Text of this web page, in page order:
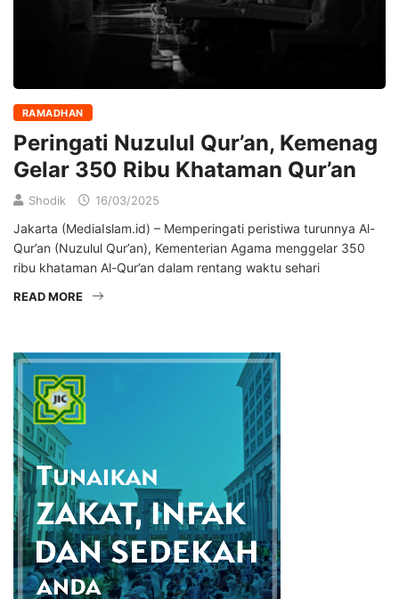
RAMADHAN
Peringati Nuzulul Qur’an, Kemenag
Gelar 350 Ribu Khataman Qur’an
Shodik 16/03/2025
Jakarta (MediaIslam.id) – Memperingati peristiwa turunnya Al-
Qur’an (Nuzulul Qur’an), Kementerian Agama menggelar 350
ribu khataman Al-Qur’an dalam rentang waktu sehari
READ MORE